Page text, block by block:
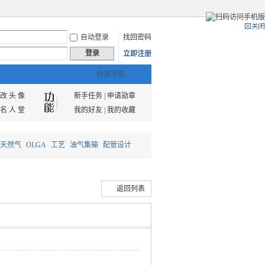
自动登录
找回密码
登录 立即注册
快捷导航
改 头 像 新手任务|
申请勋章
名 人 堂 我的好友| 我的收藏
然气 OLGA 工艺 油气集输 配管设计
返回列表